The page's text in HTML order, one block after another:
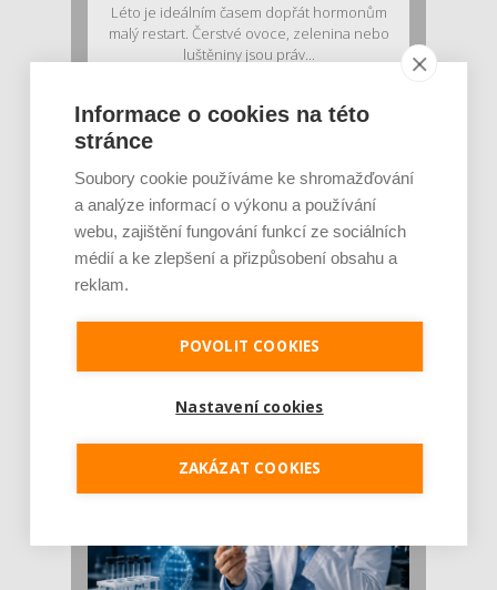
Léto je ideálním časem dopřát hormonům
malý restart. Čerstvé ovoce, zelenina nebo
luštěniny jsou práv...
stravě ho mám dostatek. Znáte nejčastějš [...]
Pojem protein již nějakou dobu rezonuje
v oblasti zdraví, výživy i dlouhověkosti. Přesto
Informace o cookies na této
stránce
Soubory cookie používáme ke shromažďování
a analýze informací o výkonu a používání
webu, zajištění fungování funkcí ze sociálních
médií a ke zlepšení a přizpůsobení obsahu a
reklam.
POVOLIT COOKIES
Nastavení cookies
ZAKÁZAT COOKIES